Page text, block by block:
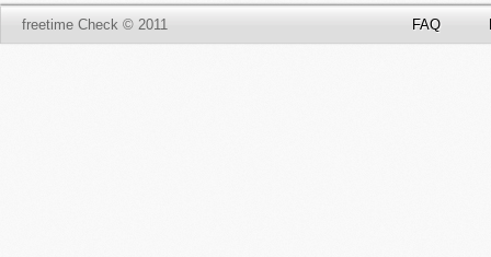
freetime Check © 2011 FAQ